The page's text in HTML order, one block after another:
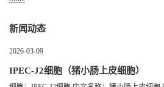
新闻动态
2026-03-09
IPEC-J2细胞（猪小肠上皮细胞）